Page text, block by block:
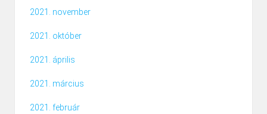
2021. november
2021. október
2021. április
2021. március
2021. február